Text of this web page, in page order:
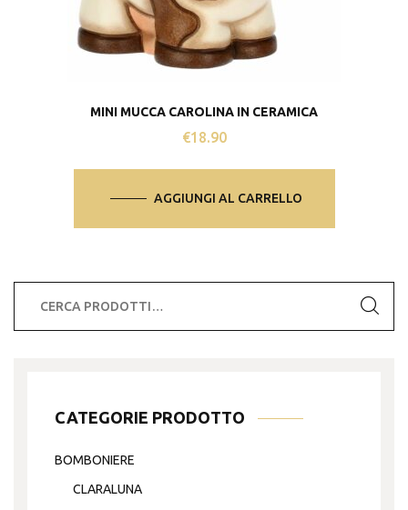
MINI MUCCA CAROLINA IN CERAMICA
€18.90
AGGIUNGI AL CARRELLO
CATEGORIE PRODOTTO
BOMBONIERE
CLARALUNA